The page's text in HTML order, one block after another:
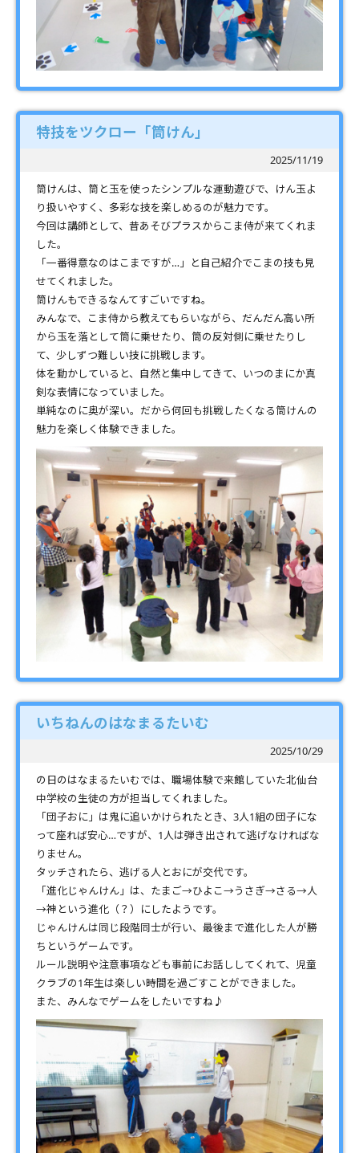
特技をツクロー「筒けん」
2025/11/19
筒けんは、筒と玉を使ったシンプルな運動遊びで、けん玉よ
り扱いやすく、多彩な技を楽しめるのが魅力です。
今回は講師として、昔あそびプラスからこま侍が来てくれま
した。
「一番得意なのはこまですが…」と自己紹介でこまの技も見
せてくれました。
筒けんもできるなんてすごいですね。
みんなで、こま侍から教えてもらいながら、だんだん高い所
から玉を落として筒に乗せたり、筒の反対側に乗せたりし
て、少しずつ難しい技に挑戦します。
体を動かしていると、自然と集中してきて、いつのまにか真
剣な表情になっていました。
単純なのに奥が深い。だから何回も挑戦したくなる筒けんの
魅力を楽しく体験できました。
いちねんのはなまるたいむ
2025/10/29
の日のはなまるたいむでは、職場体験で来館していた北仙台
中学校の生徒の方が担当してくれました。
「団子おに」は鬼に追いかけられたとき、3人1組の団子にな
って座れば安心…ですが、1人は弾き出されて逃げなければな
りません。
タッチされたら、逃げる人とおにが交代です。
「進化じゃんけん」は、たまご→ひよこ→うさぎ→さる→人
→神という進化（？）にしたようです。
じゃんけんは同じ段階同士が行い、最後まで進化した人が勝
ちというゲームです。
ルール説明や注意事項なども事前にお話ししてくれて、児童
クラブの1年生は楽しい時間を過ごすことができました。
また、みんなでゲームをしたいですね♪